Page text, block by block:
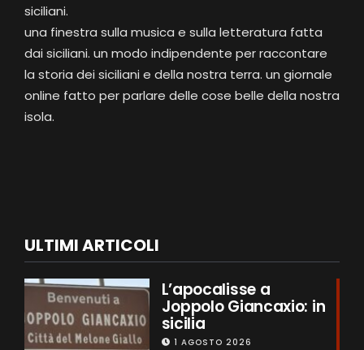
siciliani.
una finestra sulla musica e sulla letteratura fatta
dai siciliani. un modo indipendente per raccontare
la storia dei siciliani e della nostra terra. un giornale
online fatto per parlare delle cose belle della nostra
isola.
ULTIMI ARTICOLI
L’apocalisse a
Joppolo Giancaxio: in
sicilia
1 AGOSTO 2026